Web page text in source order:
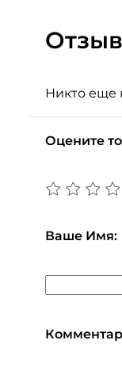
Никто еще
Оцените
Ваше Имя: